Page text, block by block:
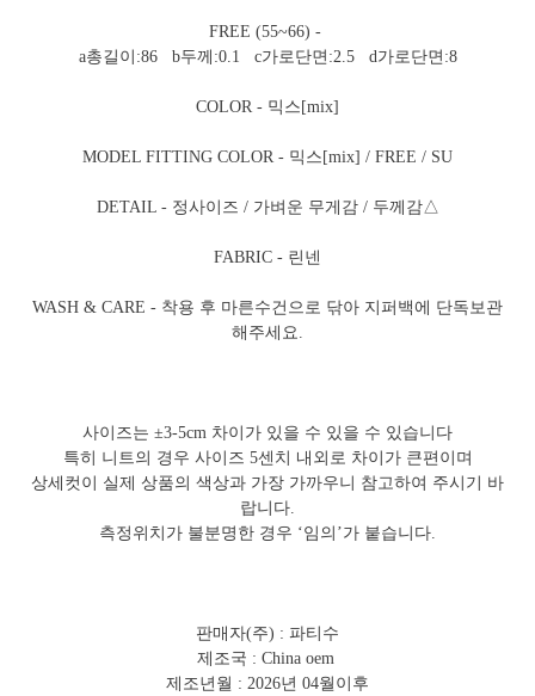
FREE (55~66) -
a총길이:86 b두께:0.1 c가로단면:2.5 d가로단면:8
COLOR - 믹스[mix]
MODEL FITTING COLOR - 믹스[mix] / FREE / SU
DETAIL - 정사이즈 / 가벼운 무게감 / 두께감△
FABRIC - 린넨
WASH & CARE - 착용 후 마른수건으로 닦아 지퍼백에 단독보관
해주세요.
사이즈는 ±3-5cm 차이가 있을 수 있을 수 있습니다
특히 니트의 경우 사이즈 5센치 내외로 차이가 큰편이며
상세컷이 실제 상품의 색상과 가장 가까우니 참고하여 주시기 바
랍니다.
측정위치가 불분명한 경우 ‘임의’가 붙습니다.
판매자(주) : 파티수
제조국 : China oem
제조년월 : 2026년 04월이후